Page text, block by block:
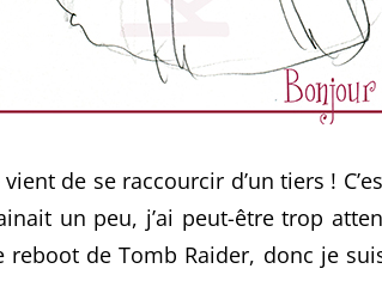
de se raccourcir d’un tiers !
un peu, j’ai peut-être trop
de Tomb Raider, donc je